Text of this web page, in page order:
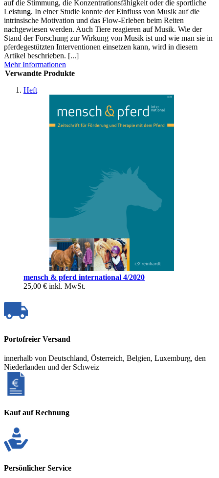
auf die Stimmung, die Konzentrationsfähigkeit oder die sportliche
Leistung. In einer Studie konnte der Einfluss von Musik auf die
intrinsische Motivation und das Flow-Erleben beim Reiten
nachgewiesen werden. Auch Tiere reagieren auf Musik. Wie der
Stand der Forschung zur Wirkung von Musik ist und wie man sie in
pferdegestützten Interventionen einsetzen kann, wird in diesem
Artikel beschrieben. [...]
Mehr Informationen
Verwandte Produkte
Heft
mensch & pferd international 4/2020
25,00 € inkl. MwSt.
Portofreier Versand
innerhalb von Deutschland, Österreich, Belgien, Luxemburg, den
Niederlanden und der Schweiz
Kauf auf Rechnung
Persönlicher Service